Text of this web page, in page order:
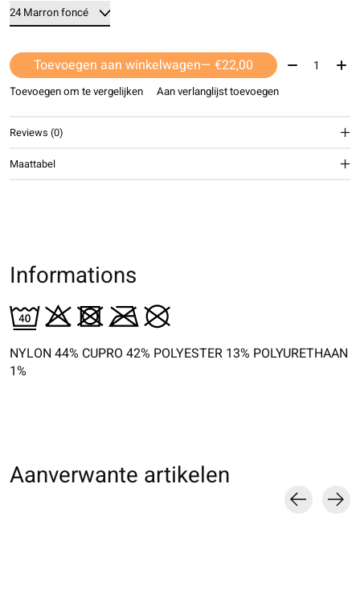
Toevoegen aan winkelwagen — €22,00 Aantal:
Toevoegen om te vergelijken Aan verlanglijst toevoegen
Reviews (0)
Maattabel
Informations
NYLON 44% CUPRO 42% POLYESTER 13% POLYURETHAAN
1%
Aanverwante artikelen